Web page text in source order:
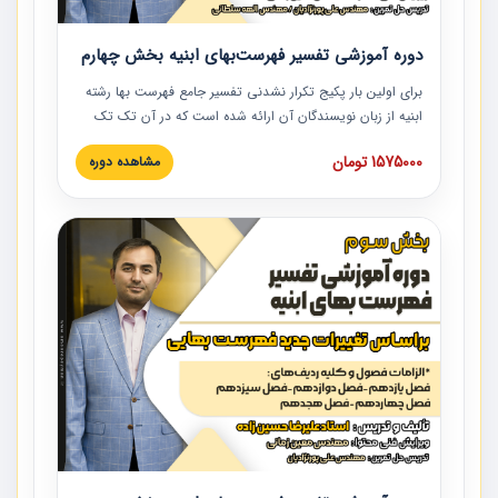
دوره آموزشی تفسیر فهرست‌بهای ابنیه بخش چهارم
برای اولین بار پکیج تکرار نشدنی تفسیر جامع فهرست بها رشته
ابنیه از زبان نویسندگان آن ارائه شده است که در آن تک تک
ردیف ها و مطالب فهرست بها تفسیر و ارائه شده است. این
دوره به صورت کامل تصویری بوده و به همراه تصاویر عملیات
دوره با کلام مهندس علیرضاحسین‌زاده مدیر پروژه مهندسی
مشاور در امر بازنگری فهرست بها رشته ابنیه ارائه شده و به تمام
همکارانی که در حوزه صنعت ساخت در حال فعالیت هستند حتما
توصیه می کنیم از مطالب این دوره استفاده نمایند.
1575000 تومان مشاهده دوره